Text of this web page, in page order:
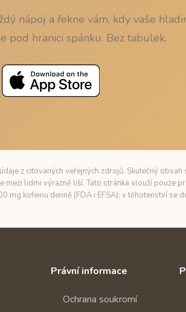
nápoj a řekne vám, kdy vaše
pod hranici spánku. Bez tabulek.
z citovaných veřejných zdrojů. Skutečný obsah
lidmi výrazně liší. Tato stránka slouží pouze
mg kofeinu denně (FDA i EFSA); v těhotenství se
Právní informace
Ochrana soukromí